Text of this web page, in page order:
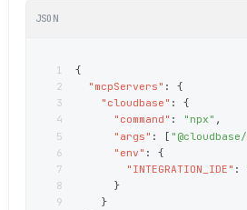
JSON
1
{
2
"mcpServers" : {
3
"cloudbase" : {
4
"command" : "npx" ,
5
"args" : [
6
"env" : {
7
"INTEGRATION_IDE" :
8
}
9
}